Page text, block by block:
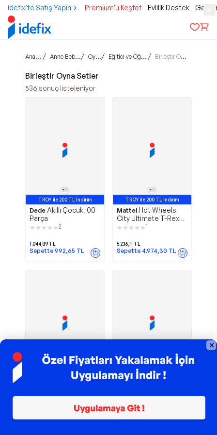
idefix’te Satış Yapın Premium'u Keşfet Evlilik Destek
Ana sayfa / Anne Bebek Çocuk / Oyuncak / Eğitici ve Öğretici Oyun / Birleştir Oyna Setler
Birleştir Oyna Setler
536 sonuç listeleniyor
TROY ile 200 TL İndirim
Dede Akıllı Çocuk 100
Parça
2
1.044,89 TL
Sepette 992,65 TL
TROY ile 200 TL İndirim
Mattel Hot Wheels
City Ultimate T-Rex
Tır HNG501
5.236,11 TL
Sepette 4.974,30 TL
TROY ile 200 TL İndirim
® Botanicals
TROY ile 200 TL İndirim
Birlik Oyuncak